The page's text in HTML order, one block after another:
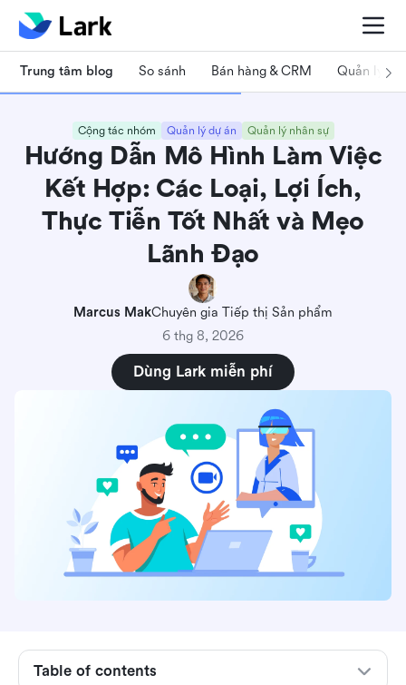
Trung tâm blog So sánh Bán hàng & CRM Quản lý dự
Cộng tác nhóm Quản lý dự án Quản lý nhân sự
Hướng Dẫn Mô Hình Làm Việc
Kết Hợp: Các Loại, Lợi Ích,
Thực Tiễn Tốt Nhất và Mẹo
Lãnh Đạo
Marcus MakChuyên gia Tiếp thị Sản phẩm
6 thg 8, 2026
Dùng Lark miễn phí
Table of contents